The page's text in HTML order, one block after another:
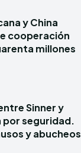
y China
cooperación
millones
Sinner y
por seguridad.
y abucheos